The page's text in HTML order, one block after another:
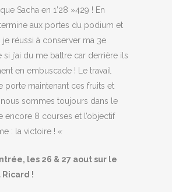
Sacha en 1’28 »429 ! En
aux portes du podium et
je réussi à conserver ma 3e
j’ai du me battre car derrière ils
en embuscade ! Le travail
porte maintenant ces fruits et
sommes toujours dans le
encore 8 courses et l’objectif
: la victoire ! «
les 26 & 27 aout sur le
!